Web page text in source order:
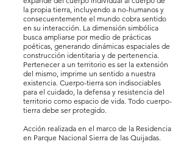
la propia tierra, incluyendo a no-humanos y
consecuentemente el mundo cobra sentido
en su interacción. La dimensión simbólica
busca ampliarse por medio de prácticas
poéticas, generando dinámicas espaciales de
construcción identitaria y de pertenencia.
Pertenecer a un territorio es ser la extensión
del mismo, imprime un sentido a nuestra
existencia. Cuerpo-tierra son indisociables
para el cuidado, la defensa y resistencia del
territorio como espacio de vida. Todo cuerpo-
tierra debe ser protegido.
Acción realizada en el marco de la Residencia
en Parque Nacional Sierra de las Quijadas.